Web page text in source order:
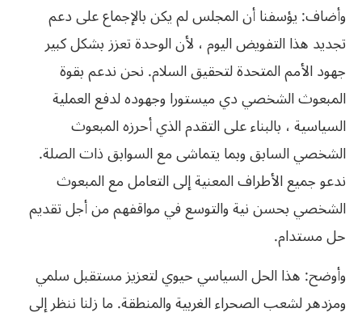
وأضاف: يؤسفنا أن المجلس لم يكن بالإجماع على دعم
تجديد هذا التفويض اليوم ، لأن الوحدة تعزز بشكل كبير
جهود الأمم المتحدة لتحقيق السلام. نحن ندعم بقوة
المبعوث الشخصي دي ميستورا وجهوده لدفع العملية
السياسية ، بالبناء على التقدم الذي أحرزه المبعوث
الشخصي السابق وبما يتماشى مع السوابق ذات الصلة.
ندعو جميع الأطراف المعنية إلى التعامل مع المبعوث
الشخصي بحسن نية والتوسع في مواقفهم من أجل تقديم
حل مستدام.
وأوضح: هذا الحل السياسي حيوي لتعزيز مستقبل سلمي
ومزدهر لشعب الصحراء الغربية والمنطقة. ما زلنا ننظر إلى